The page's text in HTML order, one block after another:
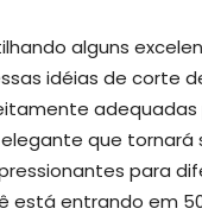
alguns
idéias de corte
adequadas
que
para
está entrando em